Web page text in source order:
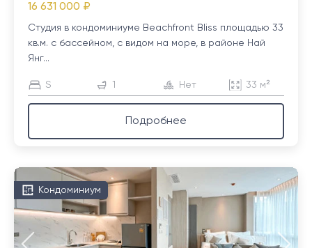
16 631 000 ₽
Студия в кондоминиуме Beachfront Bliss площадью 33
кв.м. с бассейном, с видом на море, в районе Най
Янг...
S 1 Нет 33 м²
Подробнее
Кондоминиум